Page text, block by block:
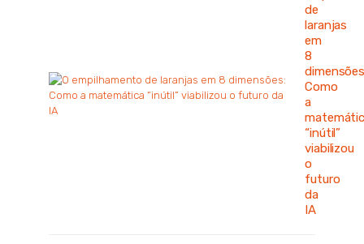
de
laranjas
em
8
Como
a
“inútil”
viabilizou
o
futuro
da
IA